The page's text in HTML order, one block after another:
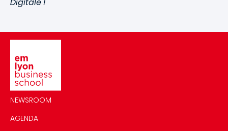
NEWSROOM
AGENDA